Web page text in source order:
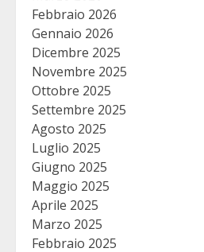
Febbraio 2026
Gennaio 2026
Dicembre 2025
Novembre 2025
Ottobre 2025
Settembre 2025
Agosto 2025
Luglio 2025
Giugno 2025
Maggio 2025
Aprile 2025
Marzo 2025
Febbraio 2025